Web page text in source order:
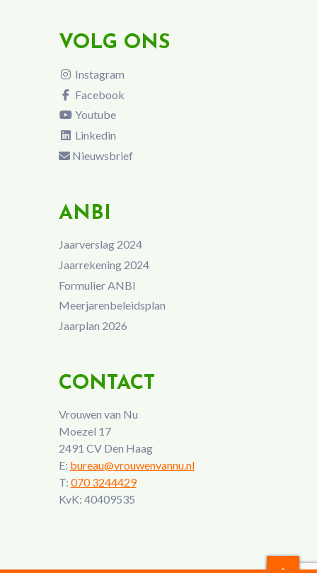
VOLG ONS
Instagram
Facebook
Youtube
Linkedin
Nieuwsbrief
ANBI
Jaarverslag 2024
Jaarrekening 2024
Formulier ANBI
Meerjarenbeleidsplan
Jaarplan 2026
CONTACT
Vrouwen van Nu
Moezel 17
2491 CV Den Haag
E: bureau@vrouwenvannu.nl
T: 070 3244429
KvK: 40409535